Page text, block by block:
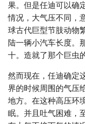
果。但是任迪可以确
情况，大气压不同，
球古代巨型节肢动物
陆一辆小汽车长度。
十。造就了那个巨虫
然而现在，任迪确定
界的时候周围的气压
地方。在这种高压环
眠。并且吐气困难，